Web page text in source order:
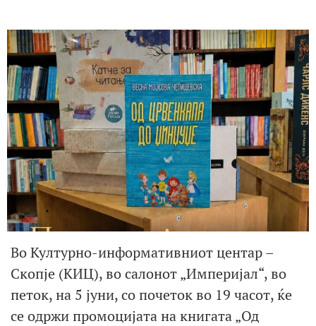
Во Културно-информативниот центар –
Скопје (КИЦ), во салонот „Империјал“, во
петок, на 5 јуни, со почеток во 19 часот, ќе
се одржи промоцијата на книгата „Од